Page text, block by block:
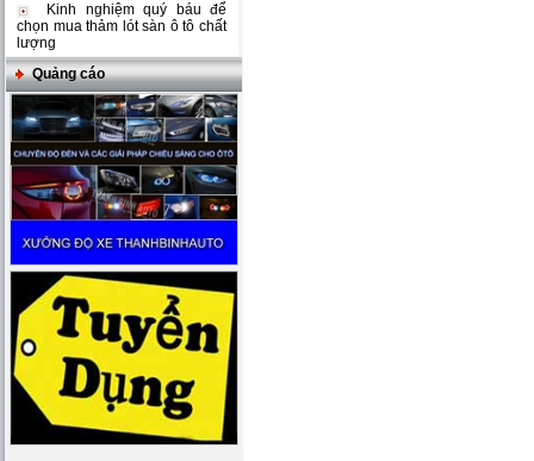
Kinh nghiệm quý báu để
chọn mua thảm lót sàn ô tô chất
lượng
Quảng cáo